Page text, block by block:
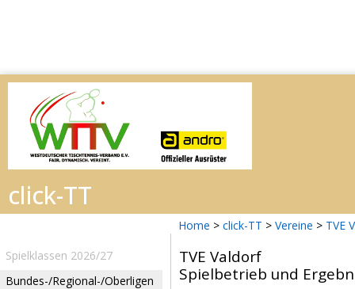
Home > click-TT > Vereine > TVE
Spielklassen 2026/27
Bundes-/Regional-/Oberligen
TVE Valdorf
Spielbetrieb und